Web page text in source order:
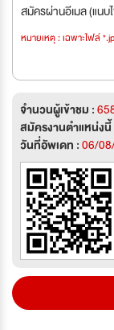
สมัครผ่านอีเมล (แน
หมายเหตุ : เฉพาะไฟล์
จำนวนผู้เข้าชม :
สมัครงานตำแหน่งนี้
วันที่อัพเดท :06/